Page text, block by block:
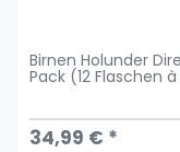
Birnen Holunder
Pack (12 Flaschen
34,99 € *